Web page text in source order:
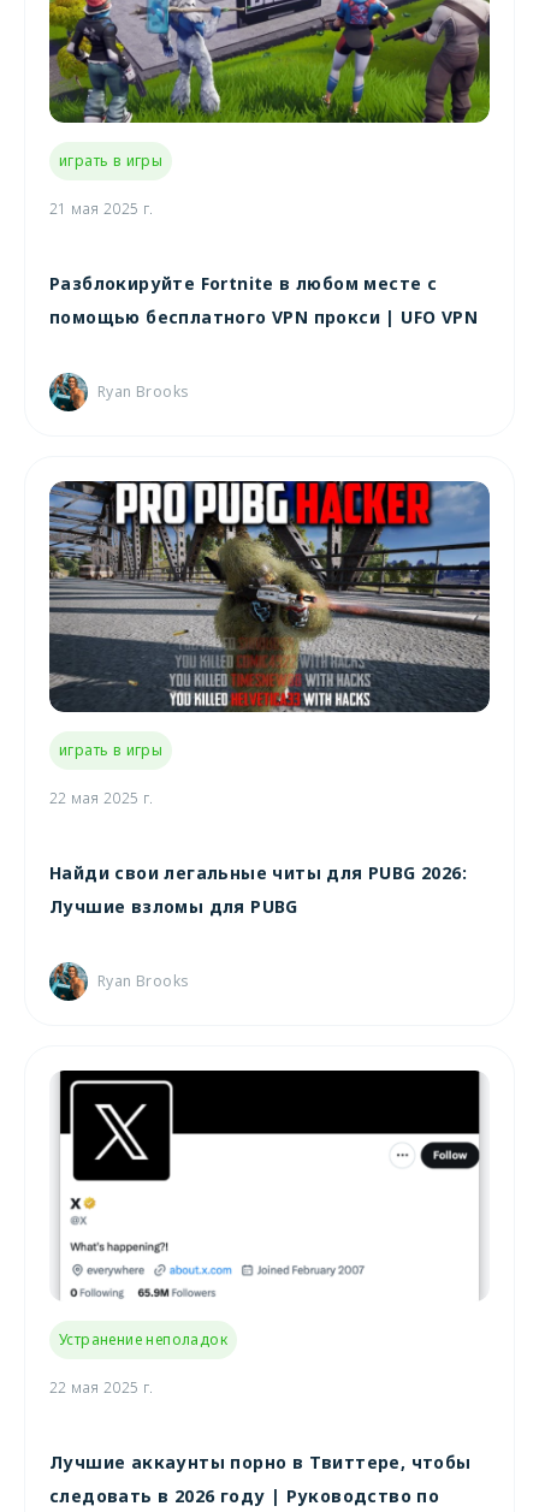
играть в игры
21 мая 2025 г.
Разблокируйте Fortnite в любом месте с
помощью бесплатного VPN прокси | UFO VPN
Ryan Brooks
играть в игры
22 мая 2025 г.
Найди свои легальные читы для PUBG 2026:
Лучшие взломы для PUBG
Ryan Brooks
Устранение неполадок
22 мая 2025 г.
Лучшие аккаунты порно в Твиттере, чтобы
следовать в 2026 году | Руководство по